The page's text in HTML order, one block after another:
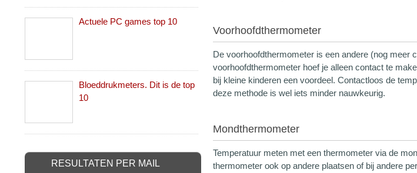
Voorhoofdthermometer
De voorhoofdthermometer is een andere (nog meer
voorhoofdthermometer hoef je alleen contact te
bij kleine kinderen een voordeel. Contactloos de
deze methode is wel iets minder nauwkeurig.
Mondthermometer
Temperatuur meten met een thermometer via de
thermometer ook op andere plaatsen of bij andere
Actuele PC games top 10
Bloeddrukmeters. Dit is de top
10
RESULTATEN PER MAIL